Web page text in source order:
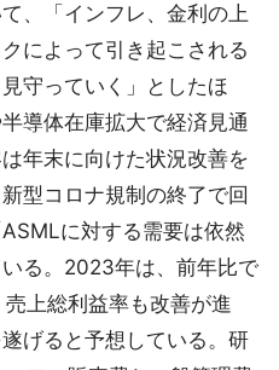
、「インフレ、金利の上
によって引き起こされる
守っていく」としたほ
導体在庫拡大で経済見通
年末に向けた状況改善を
型コロナ規制の終了で回
に対する需要は依然
る。2023年は、前年比で
上総利益率も改善が進
げると予想している。研